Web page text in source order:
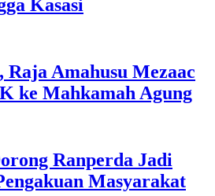
Kasasi
Amahusu Mezaac
ke Mahkamah Agung
Ranperda Jadi
Masyarakat